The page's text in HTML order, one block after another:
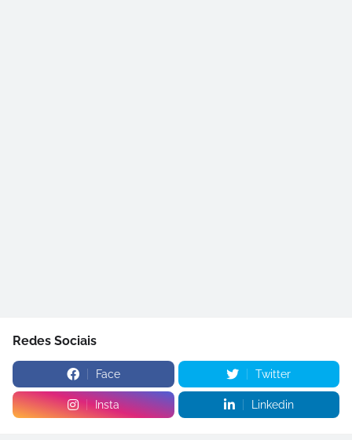
Redes Sociais
Face Twitter
Insta Linkedin